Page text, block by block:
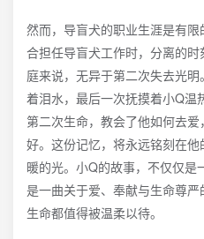
然而，导盲犬的职业生涯是有
合担任导盲犬工作时，分离的
庭来说，无异于第二次失去光
着泪水，最后一次抚摸着小Q温
第二次生命，教会了他如何去
好。这份记忆，将永远铭刻在
暖的光。小Q的故事，不仅仅是
是一曲关于爱、奉献与生命尊
生命都值得被温柔以待。